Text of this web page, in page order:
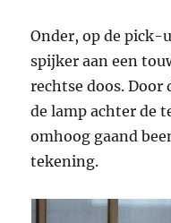
Onder, op de pick-
spijker aan een
rechtse doos.
de lamp achter de
omhoog gaand
tekening.